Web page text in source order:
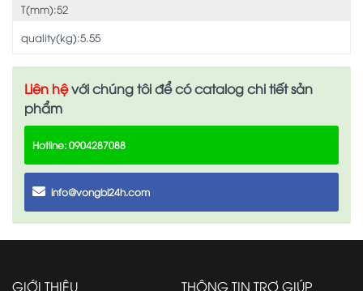
T(mm):52
quality(kg):5.55
Liên hệvới chúng tôi để có catalog chi tiết sản
phẩm
Hotline: 0904287088
info@vongbi24h.com
GIỚI THIỆU THÔNG TIN TRỢ GIÚP